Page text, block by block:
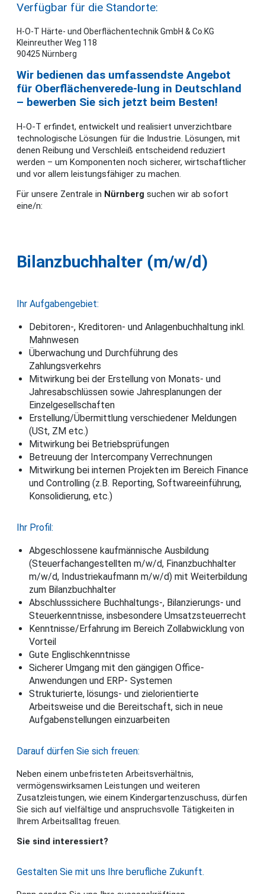
Verfügbar für die Standorte:
H-O-T Härte- und Oberflächentechnik GmbH & Co.KG
Kleinreuther Weg 118
90425 Nürnberg
Wir bedienen das umfassendste Angebot
für Oberflächenverede-lung in Deutschland
– bewerben Sie sich jetzt beim Besten!
H-O-T erfindet, entwickelt und realisiert unverzichtbare
technologische Lösungen für die Industrie. Lösungen, mit
denen Reibung und Verschleiß entscheidend reduziert
werden – um Komponenten noch sicherer, wirtschaftlicher
und vor allem leistungsfähiger zu machen.
Für unsere Zentrale in Nürnberg suchen wir ab sofort
eine/n:
Bilanzbuchhalter (m/w/d)
Ihr Aufgabengebiet:
Debitoren-, Kreditoren- und Anlagenbuchhaltung inkl.
Mahnwesen
Überwachung und Durchführung des
Zahlungsverkehrs
Mitwirkung bei der Erstellung von Monats- und
Jahresabschlüssen sowie Jahresplanungen der
Einzelgesellschaften
Erstellung/Übermittlung verschiedener Meldungen
(USt, ZM etc.)
Mitwirkung bei Betriebsprüfungen
Betreuung der Intercompany Verrechnungen
Mitwirkung bei internen Projekten im Bereich Finance
und Controlling (z.B. Reporting, Softwareeinführung,
Konsolidierung, etc.)
Ihr Profil:
Abgeschlossene kaufmännische Ausbildung
(Steuerfachangestellten m/w/d, Finanzbuchhalter
m/w/d, Industriekaufmann m/w/d) mit Weiterbildung
zum Bilanzbuchhalter
Abschlusssichere Buchhaltungs-, Bilanzierungs- und
Steuerkenntnisse, insbesondere Umsatzsteuerrecht
Kenntnisse/Erfahrung im Bereich Zollabwicklung von
Vorteil
Gute Englischkenntnisse
Sicherer Umgang mit den gängigen Office-
Anwendungen und ERP- Systemen
Strukturierte, lösungs- und zielorientierte
Arbeitsweise und die Bereitschaft, sich in neue
Aufgabenstellungen einzuarbeiten
Darauf dürfen Sie sich freuen:
Neben einem unbefristeten Arbeitsverhältnis,
vermögenswirksamen Leistungen und weiteren
Zusatzleistungen, wie einem Kindergartenzuschuss, dürfen
Sie sich auf vielfältige und anspruchsvolle Tätigkeiten in
Ihrem Arbeitsalltag freuen.
Sie sind interessiert?
Gestalten Sie mit uns Ihre berufliche Zukunft.